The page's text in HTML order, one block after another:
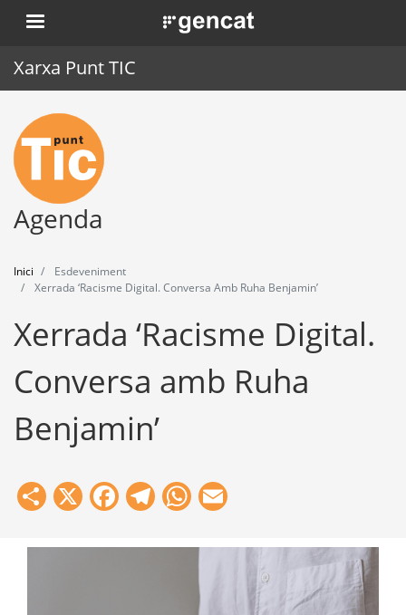
Vés
al
. Obre en una nova finestra.
Xarxa Punt TIC
Inici
Punt TIC
Actualitat
Formació
Eines
Agenda
Inici
Esdeveniment
Xerrada ‘Racisme Digital. Conversa Amb Ruha Benjamin’
Xerrada ‘Racisme Digital.
Conversa amb Ruha
Benjamin’
Share
X Facebook
Telegram
WhatsApp